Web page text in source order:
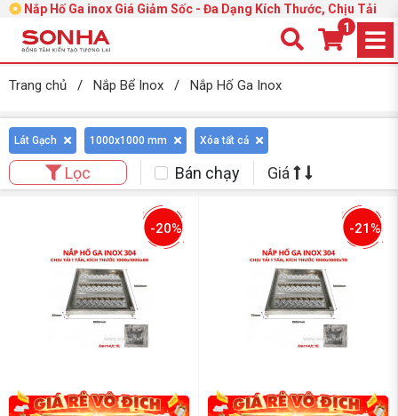
Nắp Hố Ga inox Giá Giảm Sốc - Đa Dạng Kích Thước, Chịu Tải
1
Trang chủ / Nắp Bể Inox / Nắp Hố Ga Inox
Lát Gạch 1000x1000 mm Xóa tất cả
Lọc Bán chạy Giá
-20% -21%